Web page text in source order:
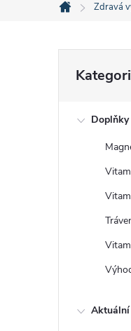
Domů
Zdravá
kategorie